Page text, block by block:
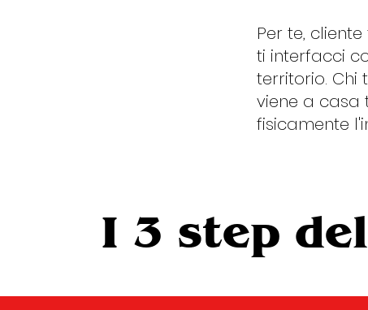
Per te,
ti interfacci
territorio. Chi
viene a casa
fisicamente
I 3 step